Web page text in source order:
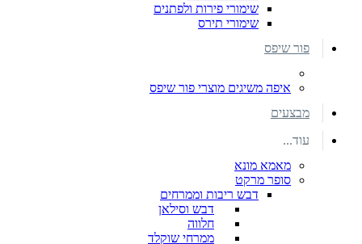
שימורי פירות ולפתנים
שימורי תירס
פור שיפס
איפה משיגים מוצרי פור שיפס
מבצעים
עוד...
מאמא מונא
סופר מרקט
דבש ריבות וממרחים
דבש וסילאן
חלווה
ממרחי שוקלד